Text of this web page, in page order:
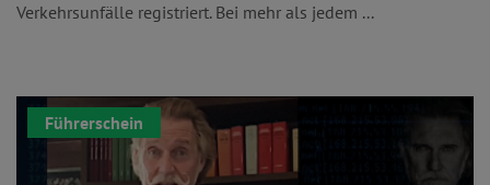
Verkehrsunfälle registriert. Bei mehr als jedem ...
Führerschein